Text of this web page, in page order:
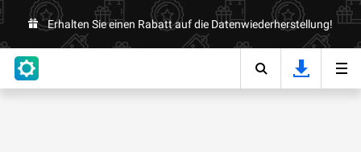
Erhalten Sie einen Rabatt auf die Datenwiederherstellung!